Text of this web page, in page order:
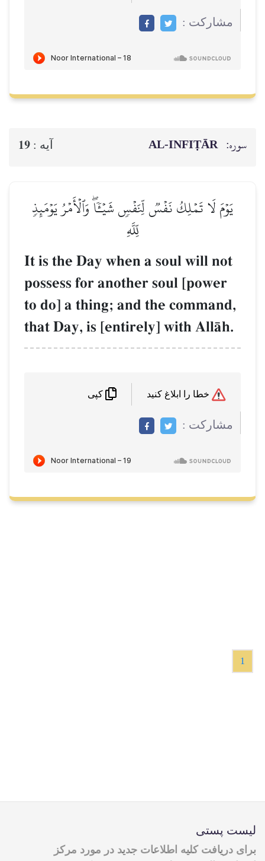
مشاركت :
سوره: AL‑INFIṬĀR آيه : 19
يَوۡمَ لَا تَمۡلِكُ نَفۡسٞ لِّنَفۡسٖ شَيۡـٔٗاۖ وَٱلۡأَمۡرُ يَوۡمَئِذٖ
لِّلَّهِ
It is the Day when a soul will not
possess for another soul [power
to do] a thing; and the command,
that Day, is [entirely] with AllŒh.
مشاركت :
1
لیست پستی
برای دریافت کلیه اطلاعات جدید در مورد مرکز